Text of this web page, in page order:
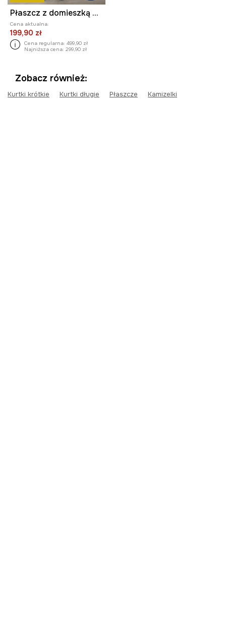
Płaszcz z domieszką wełny męski wzorzysty
Cena aktualna:
199,90 zł
Cena regularna: 499,90 zł
Najniższa cena: 299,90 zł
Zobacz również:
Kurtki krótkie Kurtki długie Płaszcze Kamizelki